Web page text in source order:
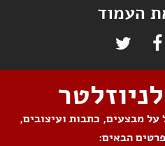
העמוד
על מבצעים, כתבות ועיצובים,
הבאים: